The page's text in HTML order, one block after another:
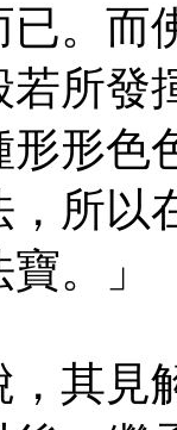
。而
所發
形色
，所以
。」
見